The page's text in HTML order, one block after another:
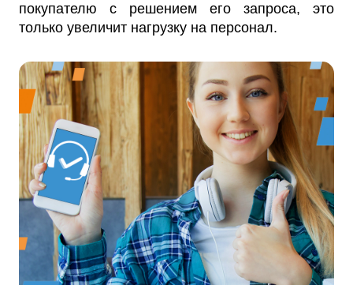
покупателю с решением его запроса, это
только увеличит нагрузку на персонал.